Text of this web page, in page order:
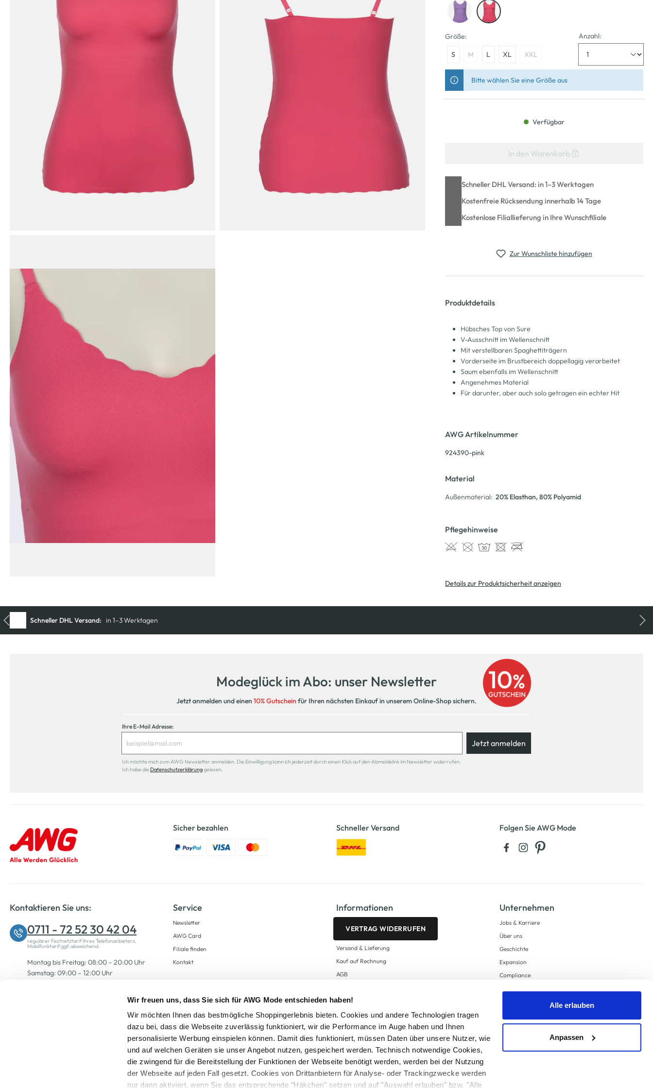
Wir freuen uns, dass Sie sich für AWG Mode entschieden haben!
Wir möchten Ihnen das bestmögliche Shoppingerlebnis bieten. Cookies und andere Technologien tragen
dazu bei, dass die Webseite zuverlässig funktioniert, wir die Performance im Auge haben und Ihnen
personalisierte Werbung einspielen können. Damit dies funktioniert, müssen Daten über unsere Nutzer, wie
und auf welchen Geräten sie unser Angebot nutzen, gespeichert werden. Technisch notwendige Cookies,
die zwingend für die Bereitstellung der Funktionen der Webseite benötigt werden, werden bei der Nutzung
der Webseite auf jeden Fall gesetzt. Cookies von Drittanbietern für Analyse- oder Trackingzwecke werden
nur dann aktiviert, wenn Sie das entsprechende "Häkchen" setzen und auf "Auswahl erlauben" bzw. "Alle
Alle erlauben
Anpassen
Größe:
S M L XL XXL
Anzahl:
Bitte wählen Sie eine Größe aus
Verfügbar
In den Warenkorb
Schneller DHL Versand: in 1–3 Werktagen
Kostenfreie Rücksendung innerhalb 14 Tage
Kostenlose Filiallieferung in Ihre Wunschfiliale
Zur Wunschliste hinzufügen
Produktdetails
Hübsches Top von Sure
V-Ausschnitt im Wellenschnitt
Mit verstellbaren Spaghettiträgern
Vorderseite im Brustbereich doppellagig verarbeitet
Saum ebenfalls im Wellenschnitt
Angenehmes Material
Für darunter, aber auch solo getragen ein echter Hit
AWG Artikelnummer
924390-pink
Material
Außenmaterial: 20% Elasthan, 80% Polyamid
Pflegehinweise
Details zur Produktsicherheit anzeigen
Modeglück im Abo: unser Newsletter
Jetzt anmelden und einen 10% Gutschein für Ihren nächsten Einkauf in unserem Online-Shop sichern.
Ihre E-Mail Adresse:
Jetzt anmelden
Ich möchte mich zum AWG Newsletter anmelden. Die Einwilligung kann ich jederzeit durch einen Klick auf den Abmeldelink im Newsletter widerrufen.
Ich habe die Datenschutzerklärunggelesen.
Sicher bezahlen Schneller Versand Folgen Sie AWG Mode
Kontaktieren Sie uns:
0711 - 72 52 30 42 04
regulärer Festnetztarif Ihres Telefonanbieters,
Mobilfunktarif ggf. abweichend.
Montag bis Freitag: 08:00 – 20:00 Uhr
Samstag: 09:00 – 12:00 Uhr
Service
Newsletter
AWG Card
Filiale finden
Kontakt
Informationen
VERTRAG WIDERRUFEN
Versand & Lieferung
Kauf auf Rechnung
AGB
Zahlungsarten
Datenschutz
AWG CARD Teilnahmebedingungen
Unternehmen
Jobs & Karriere
Über uns
Geschichte
Expansion
Compliance
Supply Chain Due Diligence